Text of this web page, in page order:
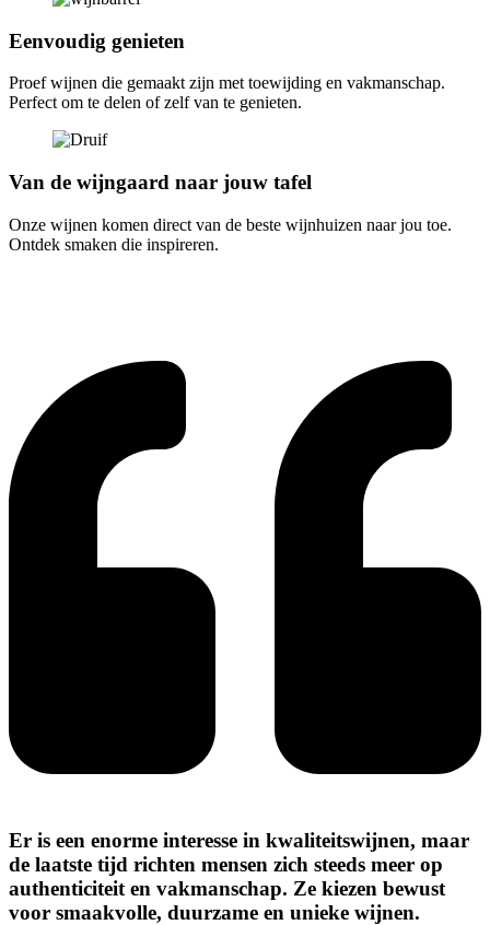
Eenvoudig genieten
Proef wijnen die gemaakt zijn met toewijding en vakmanschap.
Perfect om te delen of zelf van te genieten.
Van de wijngaard naar jouw tafel
Onze wijnen komen direct van de beste wijnhuizen naar jou toe.
Ontdek smaken die inspireren.
Er is een enorme interesse in kwaliteitswijnen, maar
de laatste tijd richten mensen zich steeds meer op
authenticiteit en vakmanschap. Ze kiezen bewust
voor smaakvolle, duurzame en unieke wijnen.